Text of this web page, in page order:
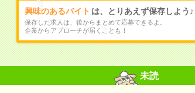
興味のあるバイト は、とりあえず保存しよう♪
保存した求人は、後からまとめて応募できるよ。
企業からアプローチが届くことも！
未読